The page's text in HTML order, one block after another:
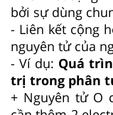
bởi sự dùng
- Liên kết cộng
nguyên tử của
- Ví dụ: Quá
trị trong phân
+ Nguyên tử O